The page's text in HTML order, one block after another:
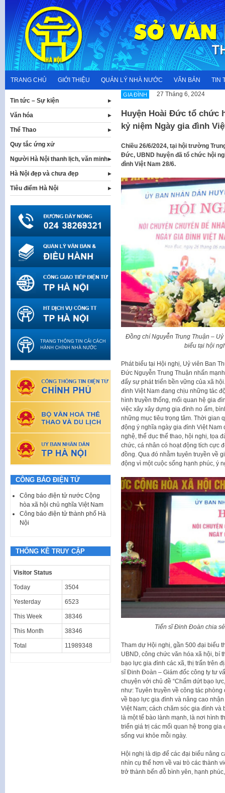
content
TRANG CHỦ GIỚI THIỆU QUẢN LÝ NHÀ NƯỚC VĂN BẢN TIN
GIA ĐÌNH 27 Tháng 6, 2024
Huyện Hoài Đức tổ chức
kỷ niệm Ngày gia đình
Chiều 26/6/2024, tại hội trường
Đức, UBND huyện đã tổ chức hội
đình Việt Nam 28/6.
Đồng chí Nguyễn Trung Thuận –
biểu tại hội
Phát biểu tại Hội nghị, Uỷ viên Ban
Đức Nguyễn Trung Thuận nhấn
đẩy sự phát triển bền vững của xã
đình Việt Nam đang chịu những tác
hình truyền thống, mối quan hệ gia
việc xây xây dựng gia đình no ấm,
những mục tiêu trọng tâm. Thời gian
động ý nghĩa ngày gia đình Việt
nghệ, thể dục thể thao, hội nghị, tọa
chức, cá nhân có hoạt động tích cực
đồng. Qua đó nhằm tuyên truyền về
động vì một cuộc sống hạnh phúc, ý
Tiến sĩ Đinh Đoàn chia
Tham dự Hội nghị, gần 500 đại biểu
UBND, công chức văn hóa xã hội, bí
bạo lực gia đình các xã, thị trấn trên
sĩ Đinh Đoàn – Giám đốc công ty tư
chuyện với chủ đề “Chấm dứt bạo
như: Tuyên truyền về công tác
về bạo lực gia đình và nâng cao
Việt Nam; cách chăm sóc gia đình
là một tế bào lành mạnh, là nơi hình
triển giá trị các mối quan hệ trong
sống vui khỏe mỗi ngày.
Hội nghị là dịp để các đại biểu nâng
nhìn cụ thể hơn về vai trò các thành
trở thành bến đỗ bình yên, hạnh
Tin tức – Sự kiện
Văn hóa
Thể Thao
Quy tắc ứng xử
Người Hà Nội thanh lịch, văn minh
Hà Nội đẹp và chưa đẹp
Tiêu điểm Hà Nội
CÔNG BÁO ĐIỆN TỬ
Công báo điện tử nước Cộng
hòa xã hội chủ nghĩa Việt Nam
Công báo điện tử thành phố Hà
Nội
THỐNG KÊ TRUY CẬP
Visitor Status
Today 3504
Yesterday 6523
This Week 38346
This Month 38346
Total 11989348